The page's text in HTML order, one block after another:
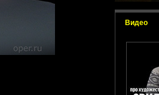
Видео